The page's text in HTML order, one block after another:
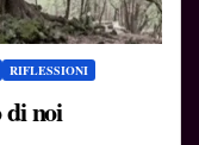
RIFLESSIONI
noi